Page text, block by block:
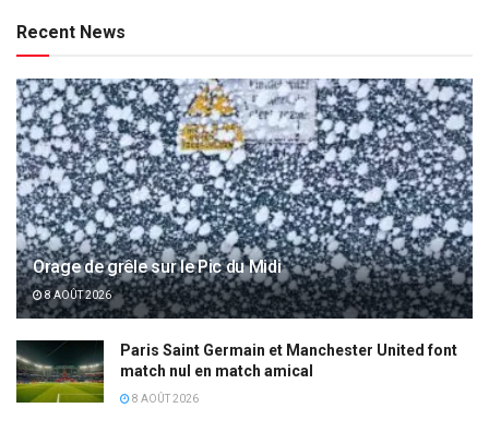
Recent News
Orage de grêle sur le Pic du Midi
8 AOÛT 2026
Paris Saint Germain et Manchester United font
match nul en match amical
8 AOÛT 2026